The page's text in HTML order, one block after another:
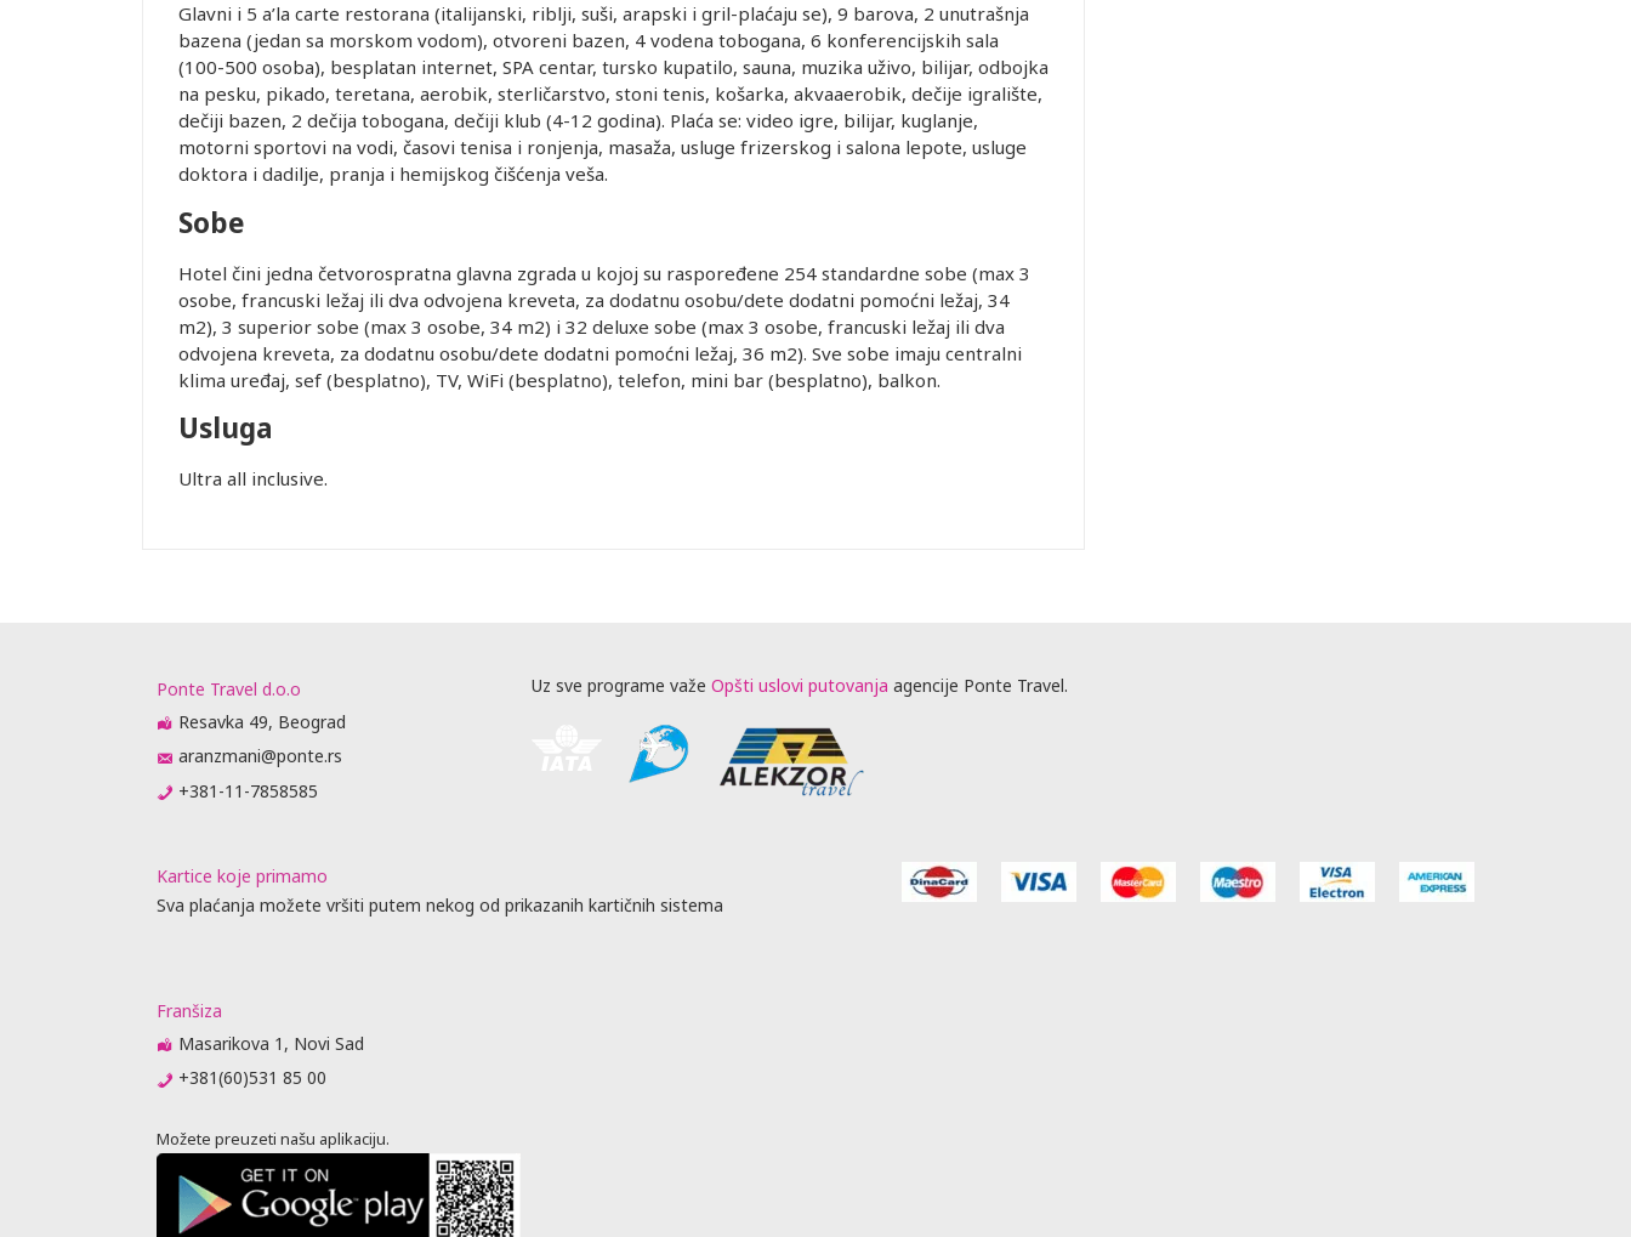
Glavni i 5 a’la carte restorana (italijanski, riblji, suši, arapski i gril-plaćaju se), 9 barova, 2 unutrašnja
bazena (jedan sa morskom vodom), otvoreni bazen, 4 vodena tobogana, 6 konferencijskih sala
(100-500 osoba), besplatan internet, SPA centar, tursko kupatilo, sauna, muzika uživo, bilijar, odbojka
na pesku, pikado, teretana, aerobik, sterličarstvo, stoni tenis, košarka, akvaaerobik, dečije igralište,
dečiji bazen, 2 dečija tobogana, dečiji klub (4-12 godina). Plaća se: video igre, bilijar, kuglanje,
motorni sportovi na vodi, časovi tenisa i ronjenja, masaža, usluge frizerskog i salona lepote, usluge
doktora i dadilje, pranja i hemijskog čišćenja veša.
Sobe
Hotel čini jedna četvorospratna glavna zgrada u kojoj su raspoređene 254 standardne sobe (max 3
osobe, francuski ležaj ili dva odvojena kreveta, za dodatnu osobu/dete dodatni pomoćni ležaj, 34
m2), 3 superior sobe (max 3 osobe, 34 m2) i 32 deluxe sobe (max 3 osobe, francuski ležaj ili dva
odvojena kreveta, za dodatnu osobu/dete dodatni pomoćni ležaj, 36 m2). Sve sobe imaju centralni
klima uređaj, sef (besplatno), TV, WiFi (besplatno), telefon, mini bar (besplatno), balkon.
Usluga
Ultra all inclusive.
Ponte Travel d.o.o
Resavka 49, Beograd
aranzmani@ponte.rs
+381-11-7858585
Uz sve programe važe Opšti uslovi putovanja agencije Ponte Travel.
Kartice koje primamo
Sva plaćanja možete vršiti putem nekog od prikazanih kartičnih sistema
Franšiza
Masarikova 1, Novi Sad
+381(60)531 85 00
Možete preuzeti našu aplikaciju.